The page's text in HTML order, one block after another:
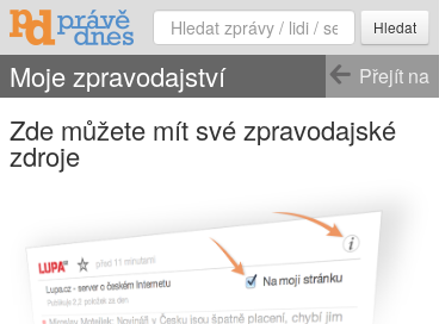
Hledat
Přejít na
Moje zpravodajství
Zde můžete mít své zpravodajské
zdroje